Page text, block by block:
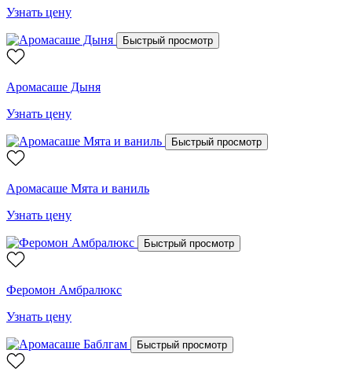
Узнать цену
Быстрый просмотр
Аромасаше Дыня
Узнать цену
Быстрый просмотр
Аромасаше Мята и ваниль
Узнать цену
Быстрый просмотр
Феромон Амбралюкс
Узнать цену
Быстрый просмотр